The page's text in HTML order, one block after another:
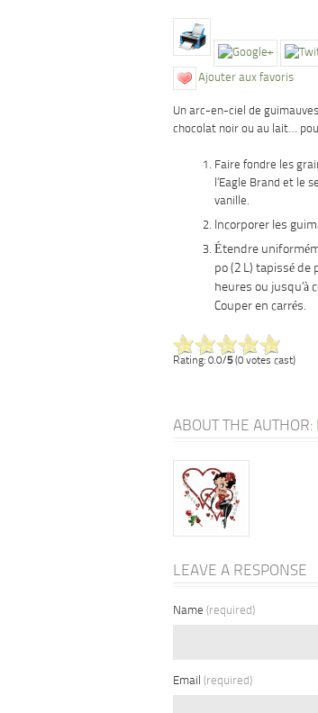
Ajouter aux favoris
Un arc-en-ciel de
chocolat noir ou au lait…
Faire fondre les
l’Eagle Brand et le
vanille.
Incorporer les
Étendre
po (2 L) tapissé de
heures ou jusqu’à
Couper en carrés.
Rating: 0.0/5(0 votes cast)
ABOUT THE AUTHOR:
LEAVE A RESPONSE
Name (required)
Email (required)